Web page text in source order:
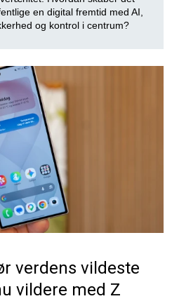
en digital fremtid med AI,
og kontrol i centrum?
verdens vildeste
vildere med Z